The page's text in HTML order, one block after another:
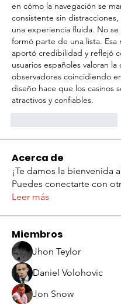
en cómo la navegación se
consistente sin
una experiencia fluida. No
formó parte de una lista. Esa
aportó credibilidad y reflejó
usuarios españoles valoran
observadores coincidiendo
diseño hace que los casinos
atractivos y confiables.
Acerca de
¡Te damos la bienvenida
Puedes conectarte con
Leer más
Miembros
Jhon Teylor
Daniel Volohovic
Jon Snow